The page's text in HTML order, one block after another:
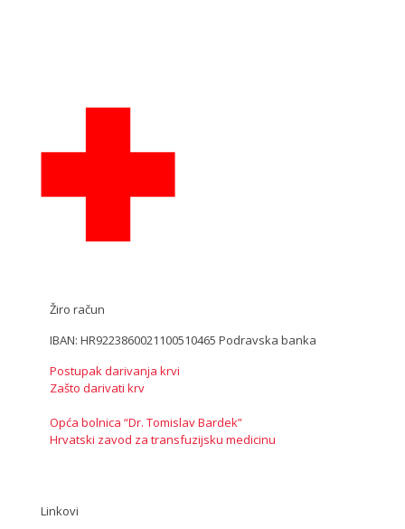
Žiro račun
IBAN: HR9223860021100510465 Podravska banka
Postupak darivanja krvi
Zašto darivati krv
Opća bolnica “Dr. Tomislav Bardek”
Hrvatski zavod za transfuzijsku medicinu
Linkovi